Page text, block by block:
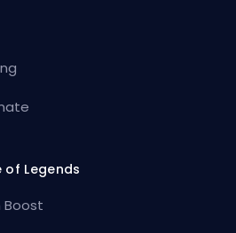
of Legends
Boost